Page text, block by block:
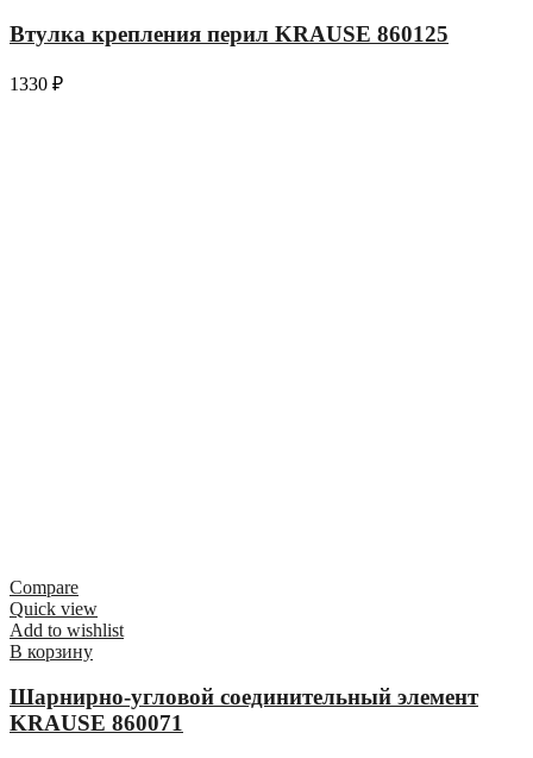
Втулка крепления перил KRAUSE 860125
1330 ₽
Compare
Quick view
Add to wishlist
В корзину
Шарнирно-угловой соединительный элемент
KRAUSE 860071